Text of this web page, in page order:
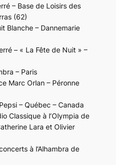
– Base de Loisirs des
(62)
Blanche – Dannemarie
– « La Fête de Nuit » –
– Paris
Marc Orlan – Péronne
– Québec – Canada
Classique à l’Olympia de
Lara et Olivier
à l’Alhambra de